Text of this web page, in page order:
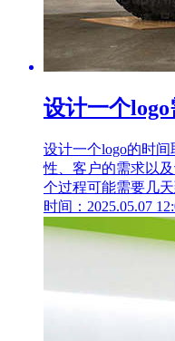
设计一个logo
设计一个logo的时
性、客户的需求以
个过程可能需要几天
时间：2025.05.07